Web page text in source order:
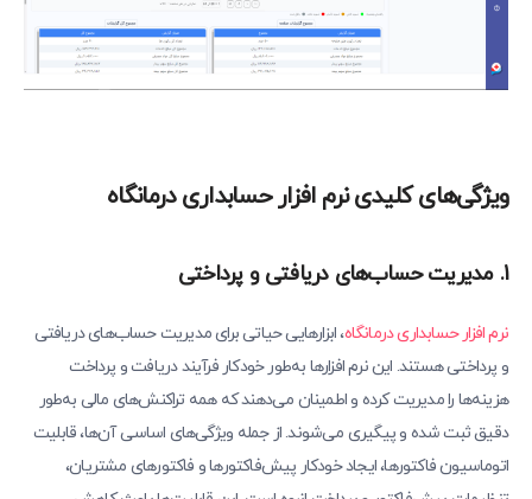
ویژگی‌‎های کلیدی نرم افزار حسابداری درمانگاه
1. مدیریت حساب‌های دریافتی و پرداختی
نرم افزار حسابداری درمانگاه، ابزارهایی حیاتی برای مدیریت حساب‌های دریافتی
و پرداختی هستند. این نرم افزارها به‌طور خودکار فرآیند دریافت و پرداخت
هزینه‌ها را مدیریت کرده و اطمینان می‌دهند که همه تراکنش‌های مالی به‌طور
دقیق ثبت شده و پیگیری می‌شوند. از جمله ویژگی‌های اساسی آن‌ها، قابلیت
اتوماسیون فاکتورها، ایجاد خودکار پیش‌فاکتورها و فاکتورهای مشتریان،